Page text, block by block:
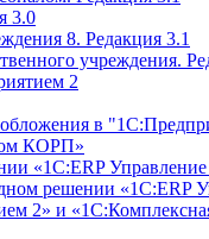
3.0
8. Редакция 3.1
учреждения.
2
в
КОРП»
«1С:ERP
решении «1С:ERP
2» и